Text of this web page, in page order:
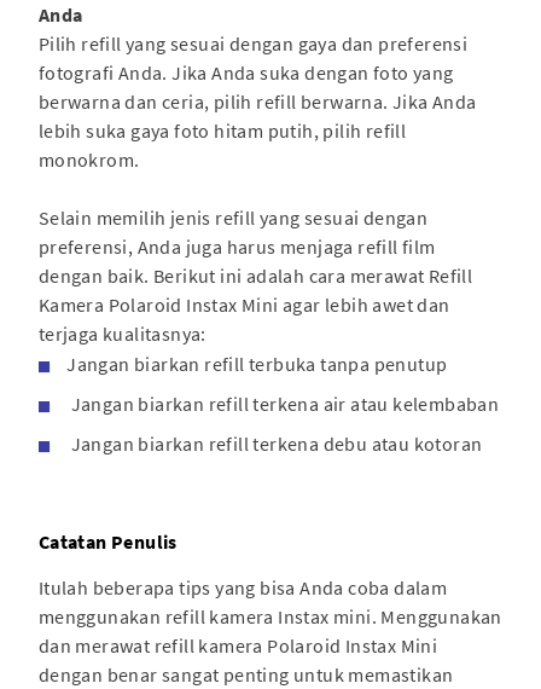
Anda
Pilih refill yang sesuai dengan gaya dan preferensi
fotografi Anda. Jika Anda suka dengan foto yang
berwarna dan ceria, pilih refill berwarna. Jika Anda
lebih suka gaya foto hitam putih, pilih refill
monokrom.
Selain memilih jenis refill yang sesuai dengan
preferensi, Anda juga harus menjaga refill film
dengan baik. Berikut ini adalah cara merawat Refill
Kamera Polaroid Instax Mini agar lebih awet dan
terjaga kualitasnya:
Jangan biarkan refill terbuka tanpa penutup
Jangan biarkan refill terkena air atau kelembaban
Jangan biarkan refill terkena debu atau kotoran
Catatan Penulis
Itulah beberapa tips yang bisa Anda coba dalam
menggunakan refill kamera Instax mini. Menggunakan
dan merawat refill kamera Polaroid Instax Mini
dengan benar sangat penting untuk memastikan